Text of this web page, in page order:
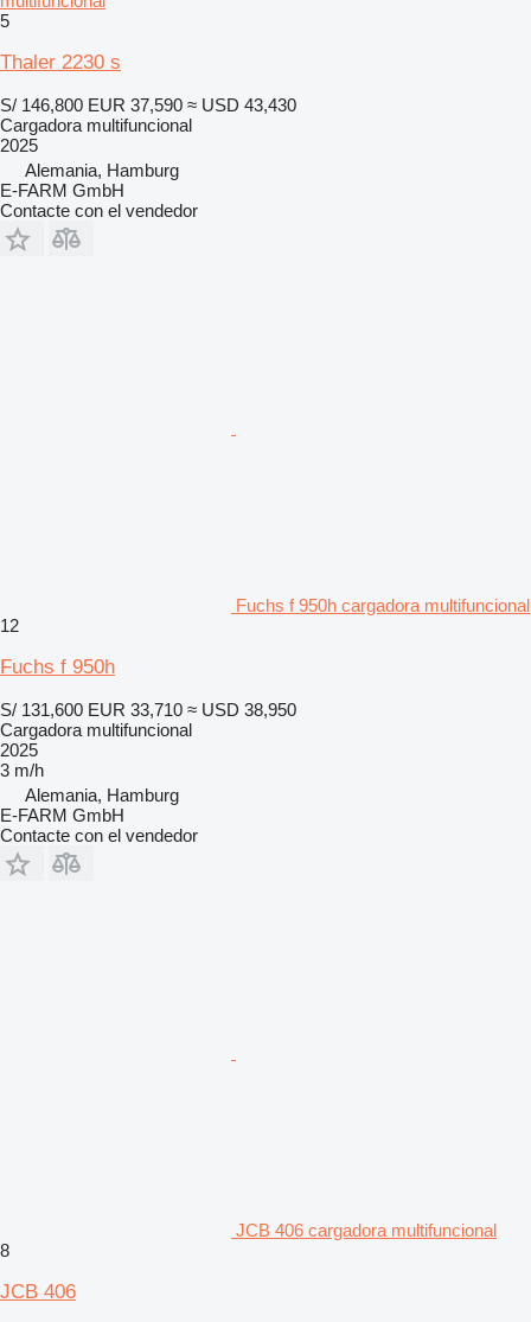
5
Thaler 2230 s
S/ 146,800 EUR 37,590 ≈ USD 43,430
Cargadora multifuncional
2025
Alemania, Hamburg
E-FARM GmbH
Contacte con el vendedor
Fuchs f 950h cargadora multifuncional
12
Fuchs f 950h
S/ 131,600 EUR 33,710 ≈ USD 38,950
Cargadora multifuncional
2025
3 m/h
Alemania, Hamburg
E-FARM GmbH
Contacte con el vendedor
JCB 406 cargadora multifuncional
8
JCB 406